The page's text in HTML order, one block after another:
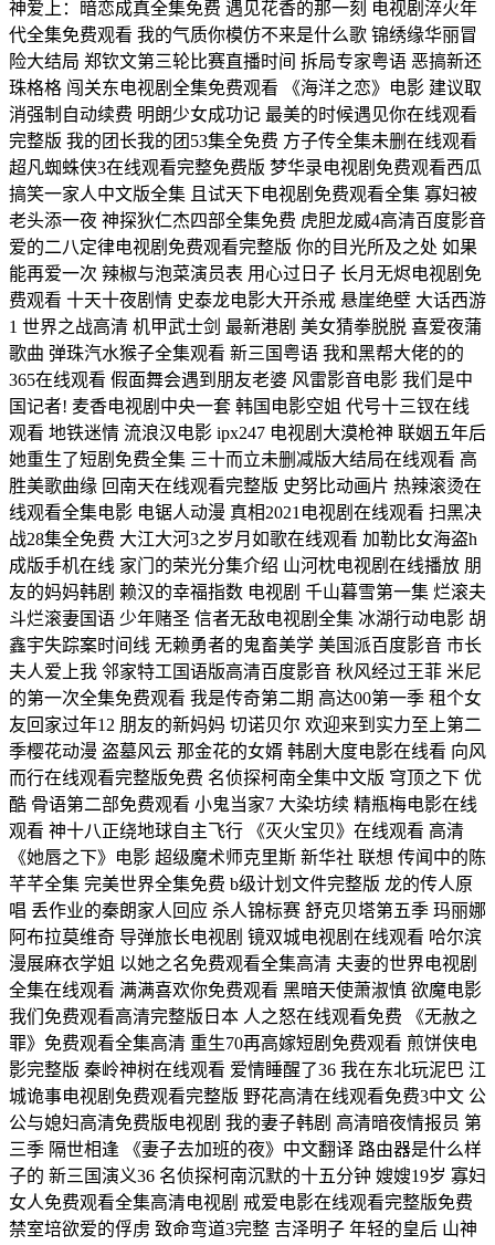
神爱上：暗恋成真全集免费 遇见花香的那一刻 电视剧淬火年
代全集免费观看 我的气质你模仿不来是什么歌 锦绣缘华丽冒
险大结局 郑钦文第三轮比赛直播时间 拆局专家粤语 恶搞新还
珠格格 闯关东电视剧全集免费观看 《海洋之恋》电影 建议取
消强制自动续费 明朗少女成功记 最美的时候遇见你在线观看
完整版 我的团长我的团53集全免费 方子传全集未删在线观看
超凡蜘蛛侠3在线观看完整免费版 梦华录电视剧免费观看西瓜
搞笑一家人中文版全集 且试天下电视剧免费观看全集 寡妇被
老头添一夜 神探狄仁杰四部全集免费 虎胆龙威4高清百度影音
爱的二八定律电视剧免费观看完整版 你的目光所及之处 如果
能再爱一次 辣椒与泡菜演员表 用心过日子 长月无烬电视剧免
费观看 十天十夜剧情 史泰龙电影大开杀戒 悬崖绝壁 大话西游
1 世界之战高清 机甲武士剑 最新港剧 美女猜拳脱脱 喜爱夜蒲
歌曲 弹珠汽水猴子全集观看 新三国粤语 我和黑帮大佬的的
365在线观看 假面舞会遇到朋友老婆 风雷影音电影 我们是中
国记者! 麦香电视剧中央一套 韩国电影空姐 代号十三钗在线
观看 地铁迷情 流浪汉电影 ipx247 电视剧大漠枪神 联姻五年后
她重生了短剧免费全集 三十而立未删减版大结局在线观看 高
胜美歌曲缘 回南天在线观看完整版 史努比动画片 热辣滚烫在
线观看全集电影 电锯人动漫 真相2021电视剧在线观看 扫黑决
战28集全免费 大江大河3之岁月如歌在线观看 加勒比女海盗h
成版手机在线 家门的荣光分集介绍 山河枕电视剧在线播放 朋
友的妈妈韩剧 赖汉的幸福指数 电视剧 千山暮雪第一集 烂滚夫
斗烂滚妻国语 少年赌圣 信者无敌电视剧全集 冰湖行动电影 胡
鑫宇失踪案时间线 无赖勇者的鬼畜美学 美国派百度影音 市长
夫人爱上我 邻家特工国语版高清百度影音 秋风经过王菲 米尼
的第一次全集免费观看 我是传奇第二期 高达00第一季 租个女
友回家过年12 朋友的新妈妈 切诺贝尔 欢迎来到实力至上第二
季樱花动漫 盗墓风云 那金花的女婿 韩剧大度电影在线看 向风
而行在线观看完整版免费 名侦探柯南全集中文版 穹顶之下 优
酷 骨语第二部免费观看 小鬼当家7 大染坊续 精瓶梅电影在线
观看 神十八正绕地球自主飞行 《灭火宝贝》在线观看 高清
《她唇之下》电影 超级魔术师克里斯 新华社 联想 传闻中的陈
芊芊全集 完美世界全集免费 b级计划文件完整版 龙的传人原
唱 丢作业的秦朗家人回应 杀人锦标赛 舒克贝塔第五季 玛丽娜
阿布拉莫维奇 导弹旅长电视剧 镜双城电视剧在线观看 哈尔滨
漫展麻衣学姐 以她之名免费观看全集高清 夫妻的世界电视剧
全集在线观看 满满喜欢你免费观看 黑暗天使萧淑慎 欲魔电影
我们免费观看高清完整版日本 人之怒在线观看免费 《无赦之
罪》免费观看全集高清 重生70再高嫁短剧免费观看 煎饼侠电
影完整版 秦岭神树在线观看 爱情睡醒了36 我在东北玩泥巴 江
城诡事电视剧免费观看完整版 野花高清在线观看免费3中文 公
公与媳妇高清免费版电视剧 我的妻子韩剧 高清暗夜情报员 第
三季 隔世相逢 《妻子去加班的夜》中文翻译 路由器是什么样
子的 新三国演义36 名侦探柯南沉默的十五分钟 嫂嫂19岁 寡妇
女人免费观看全集高清电视剧 戒爱电影在线观看完整版免费
禁室培欲爱的俘虏 致命弯道3完整 吉泽明子 年轻的皇后 山神